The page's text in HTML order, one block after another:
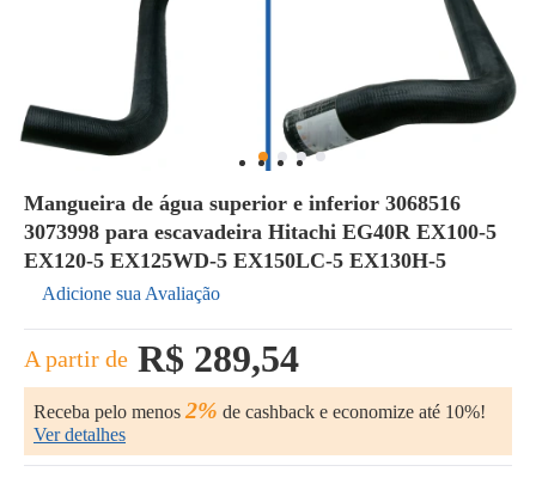
Mangueira de água superior e inferior 3068516
3073998 para escavadeira Hitachi EG40R EX100-5
EX120-5 EX125WD-5 EX150LC-5 EX130H-5
Adicione sua Avaliação
A partir de R$ 289,54
Receba pelo menos 2% de cashback e economize até 10%!
Ver detalhes